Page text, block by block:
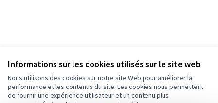
Informations sur les cookies utilisés sur le site web
Nous utilisons des cookies sur notre site Web pour améliorer la
performance et les contenus du site. Les cookies nous permettent
de fournir une expérience utilisateur et un contenu plus